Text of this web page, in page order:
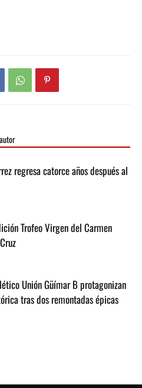
regresa catorce años después al
Trofeo Virgen del Carmen
Unión Güímar B protagonizan
tras dos remontadas épicas